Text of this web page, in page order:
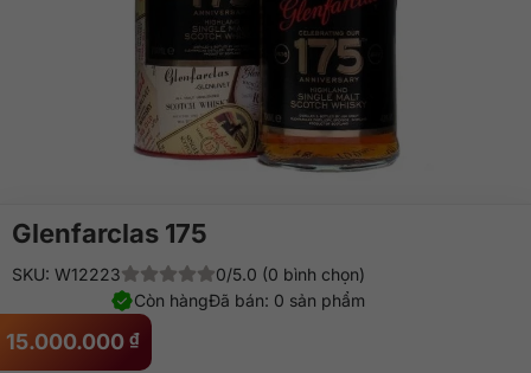
Glenfarclas 175
15.000.000 ₫
SKU: W12223
0/5.0 (0 bình chọn)
Đã bán: 0 sản phẩm
Còn hàng